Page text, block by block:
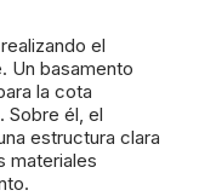
el
Un basamento
la cota
Sobre él, el
estructura clara
materiales